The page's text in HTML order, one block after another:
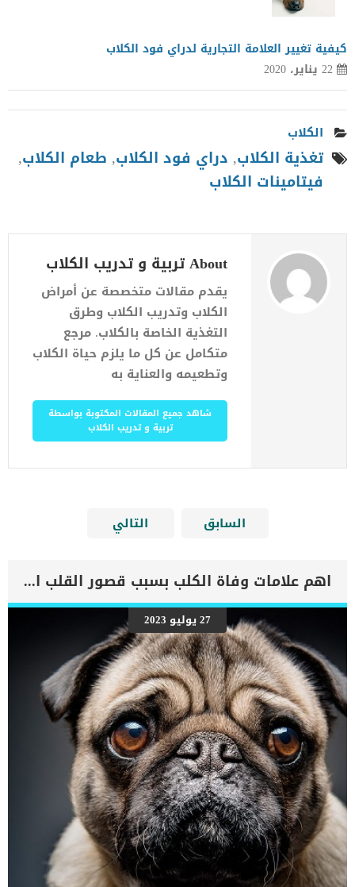
كيفية تغيير العلامة التجارية لدراي فود الكلاب
22 يناير، 2020
الكلاب
تغذية الكلاب, دراي فود الكلاب, طعام الكلاب,
فيتامينات الكلاب
About تربية و تدريب الكلاب
يقدم مقالات متخصصة عن أمراض
الكلاب وتدريب الكلاب وطرق
التغذية الخاصة بالكلاب. مرجع
متكامل عن كل ما يلزم حياة الكلاب
وتطعيمه والعناية به
شاهد جميع المقالات المكتوبة بواسطة
تربية و تدريب الكلاب
السابق التالي
اهم علامات وفاة الكلب بسبب قصور القلب الاحتقانى
27 يوليو 2023